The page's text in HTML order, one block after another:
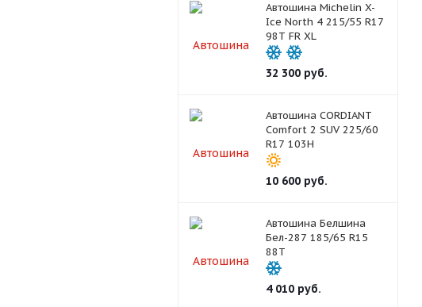
Автошина Michelin X-
Ice North 4 215/55 R17
98T FR XL
32 300руб.
Автошина CORDIANT
Comfort 2 SUV 225/60
R17 103H
10 600руб.
Автошина Белшина
Бел-287 185/65 R15
88T
4 010руб.